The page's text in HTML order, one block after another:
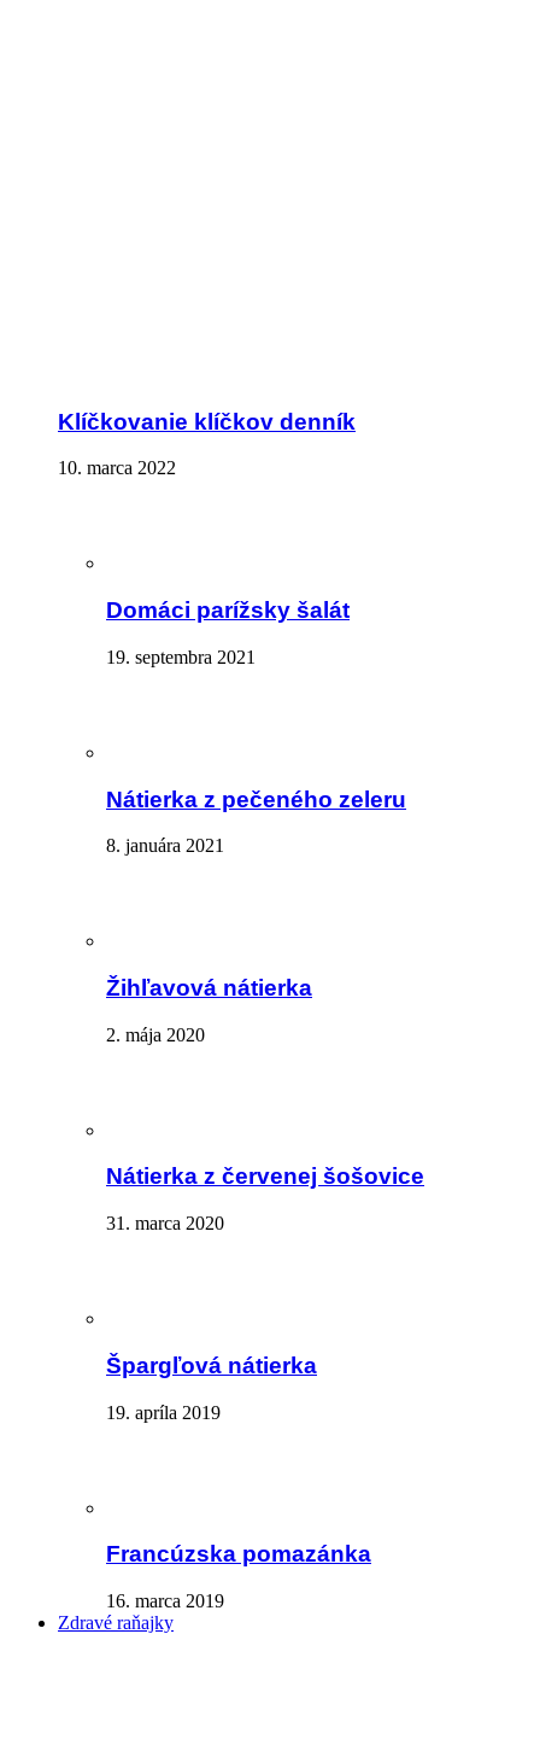
Klíčkovanie klíčkov denník
10. marca 2022
Domáci parížsky šalát
19. septembra 2021
Nátierka z pečeného zeleru
8. januára 2021
Žihľavová nátierka
2. mája 2020
Nátierka z červenej šošovice
31. marca 2020
Špargľová nátierka
19. apríla 2019
Francúzska pomazánka
16. marca 2019
Zdravé raňajky